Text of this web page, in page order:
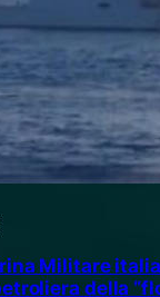
Militare
della